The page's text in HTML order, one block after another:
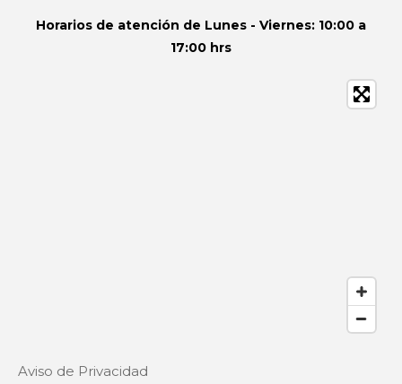
Horarios de atención de Lunes - Viernes: 10:00 a
17:00 hrs
Aviso de Privacidad